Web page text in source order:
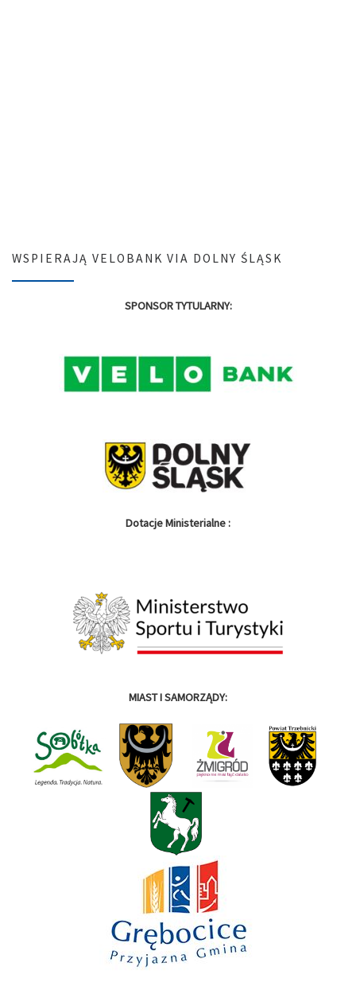
WSPIERAJĄ VELOBANK VIA DOLNY ŚLĄSK
SPONSOR TYTULARNY:
Dotacje Ministerialne :
MIAST I SAMORZĄDY: